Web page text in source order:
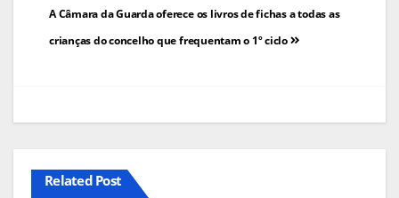
Navegação
de
A Câmara da Guarda oferece os livros de fichas a todas as
crianças do concelho que frequentam o 1º ciclo
Related Post